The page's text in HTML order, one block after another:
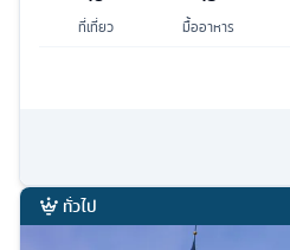
ที่เที่ยว มื้ออาหาร
ทั่วไป